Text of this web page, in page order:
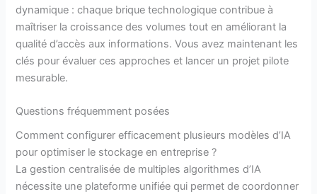
dynamique : chaque brique technologique contribue à
maîtriser la croissance des volumes tout en améliorant la
qualité d’accès aux informations. Vous avez maintenant les
clés pour évaluer ces approches et lancer un projet pilote
mesurable.
Questions fréquemment posées
Comment configurer efficacement plusieurs modèles d’IA
pour optimiser le stockage en entreprise ?
La gestion centralisée de multiples algorithmes d’IA
nécessite une plateforme unifiée qui permet de coordonner